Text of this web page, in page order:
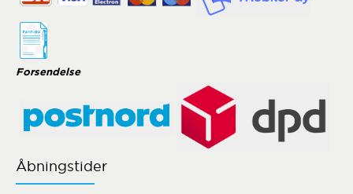
Forsendelse
Åbningstider